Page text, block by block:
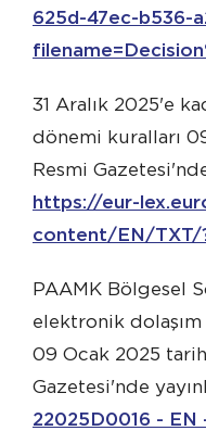
625d-47ec-b536-
31 Aralık 2025'e
dönemi kuralları
Resmi
https://eur-
content/EN/TXT/
PAAMK Bölgesel
elektronik
09 Ocak 2025
Gazetesi'nde
22025D0016 - EN